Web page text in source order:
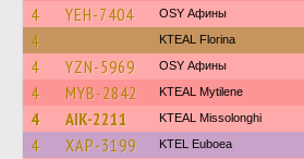
4 YEH-7404 OSY Афины
4 KTEAL Florina
4 YZN-5969 OSY Афины
4 MYB-2842 KTEAL Mytilene
4 AIK-2211 KTEAL Missolonghi
4 XAP-3199 ΚΤΕL Euboea